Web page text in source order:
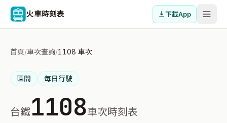
火車時刻表 下載App
首頁/車次查詢/1108 車次
區間 每日行駛
台鐵1108車次時刻表